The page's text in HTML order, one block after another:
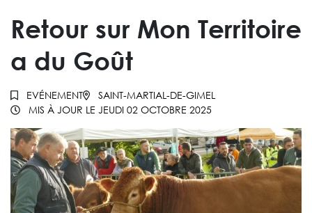
Retour sur Mon Territoire
a du Goût
EVÉNEMENT
SAINT-MARTIAL-DE-GIMEL
MIS À JOUR LE JEUDI 02 OCTOBRE 2025